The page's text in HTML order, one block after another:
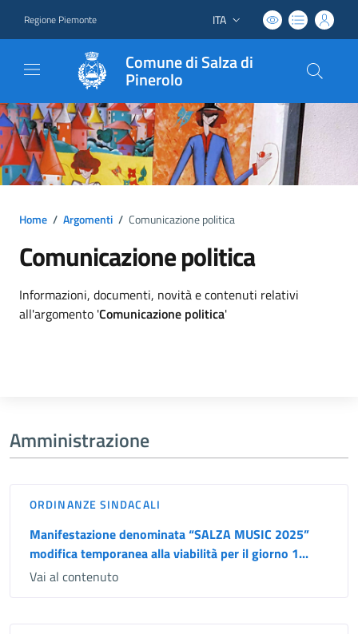
Regione Piemonte Lingua attiva:
ITA
Comune di Salza di
Pinerolo
Home / Argomenti / Comunicazione politica
Comunicazione politica
Dettagli argomento
Informazioni, documenti, novità e contenuti relativi
all'argomento 'Comunicazione politica'
Amministrazione
ORDINANZE SINDACALI
Manifestazione denominata “SALZA MUSIC 2025”
modifica temporanea alla viabilità per il giorno 1...
Vai al contenuto